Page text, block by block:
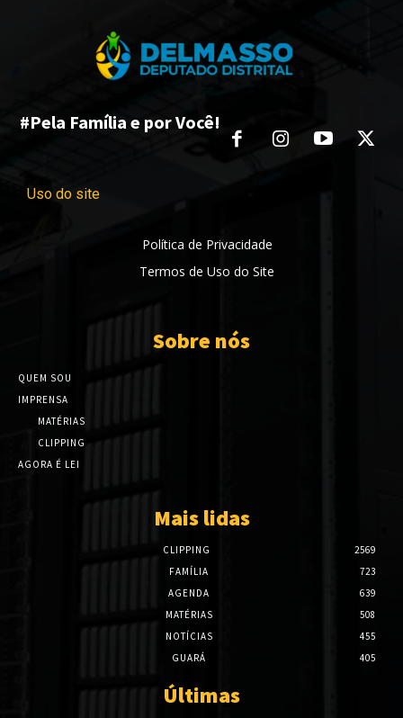
#Pela Família e por Você!
Uso do site
Política de Privacidade
Termos de Uso do Site
Sobre nós
QUEM SOU
IMPRENSA
MATÉRIAS
CLIPPING
AGORA É LEI
Mais lidas
CLIPPING
2569
FAMÍLIA
723
AGENDA
639
MATÉRIAS
508
NOTÍCIAS
455
GUARÁ
405
Últimas